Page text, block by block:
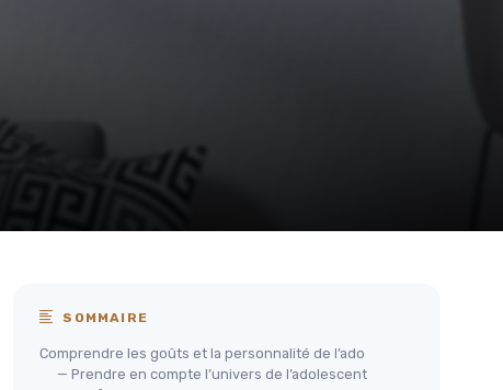
SOMMAIRE
Comprendre les goûts et la personnalité de l’ado
— Prendre en compte l’univers de l’adolescent